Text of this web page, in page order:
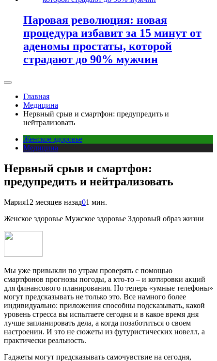
Паровая революция: новая
процедура избавит за 15 минут от
аденомы простаты, которой
страдают до 90% мужчин
Главная
Медицина
Нервный срыв и смартфон: предупредить и
нейтрализовать
Женское здоровье
Медицина
Нервный срыв и смартфон:
предупредить и нейтрализовать
Мария12 месяцев назад01 мин.
Женское здоровье Мужское здоровье Здоровый образ жизни
Мы уже привыкли по утрам проверять с помощью
смартфонов прогнозы погоды, а кто-то – и котировки акций
для финансового планирования. Но теперь «умные телефоны»
могут предсказывать не только это. Все намного более
индивидуально: приложения способны подсказывать, какой
уровень стресса вы испытаете сегодня и в какое время дня
лучше запланировать дела, а когда позаботиться о своем
настроении. И это не сюжеты из футуристических новелл, а
практически реальность.
Гаджеты могут предсказывать самочувствие на сегодня,